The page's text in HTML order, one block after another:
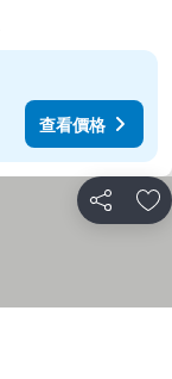
查看價格
分享 加